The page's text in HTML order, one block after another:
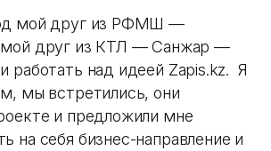
мой друг из РФМШ —
мой друг из КТЛ — Санжар —
работать над идеей Zapis.kz. Я
мы встретились, они
и предложили мне
на себя бизнес-направление и